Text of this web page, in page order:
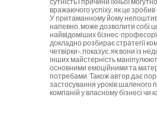
вражаючого успіху, як це
У притаманному йому
напевно, може дозволити собі
найвідоміших бізнес-
докладно розбирає стратегії
четвірки», показує, як вони із
інших майстерність
основними емоційними та
потребами. Також автор дає
застосування уроків шаленого
компаній у власному бізнесі чи